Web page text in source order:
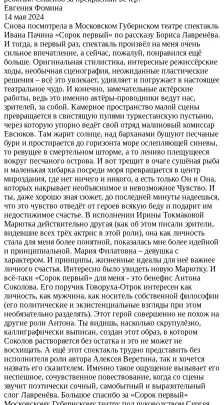
Евгения Фомина
14 мая 2024
Снова посмотрела в Московском Губернском театре спектакль
Ивана Пачина «Сорок первый» по рассказу Бориса Лавренёва.
И тогда, в первый раз, спектакль произвёл на меня очень
сильное впечатление, а сейчас, пожалуй, понравился ещё
больше. Оригинальная стилистика, интересные режиссёрские
ходы, необычная сценография, неожиданные пластические
решения – всё это увлекает, удивляет и погружает в настоящее
театральное чудо. И конечно, замечательные актёрские
работы, ведь это именно актёры-проводники ведут нас,
зрителей, за собой. Камерное пространство малой сцены
превращается в свистящую пулями туркестанскую пустыню,
через которую упорно ведёт свой отряд малиновый комиссар
Евсюков. Там жарит солнце, над барханами бушуют песчаные
бури и простирается до горизонта море ослепляющей синевы,
то ревущее в смертельном шторме, а то лениво плещущееся
вокруг песчаного острова. И вот трещит в очаге сушёная рыба
и маленькая хибарка посреди моря превращается в центр
мироздания, где нет ничего и никого, а есть только Он и Она,
которых накрывает необъяснимое и невозможное Чувство. И
ты, даже хорошо зная сюжет, до последней минуты надеешься,
что это чувство отведёт от героев всякую беду и подарит им
недостижимое счастье. В исполнении Ирины Токмаковой
Марютка действительно другая (как об этом писали зрители,
видевшие всех трёх актрис в этой роли), она как личность
стала для меня более понятной, пока­залась мне более идейной
и принципиальной. Мария Филатовна – девушка с
характером. И принципы, жизненные идеалы для неё важнее
личного счастья. Интересно было увидеть новую Марютку. И
всё-таки «Сорок первый» для меня - это бенефис Антона
Соколова. Его поручик Говоруха-Отрок интересен как
личность, как мужчина, как носитель собственной философии
(его политические и экзистенциальные взгляды при этом
необязательно разделять). Этот герой совершенно не похож на
другие роли Антона. Ты видишь, насколько скрупулёзно,
каллиграфически выписан, создан этот образ, в котором
Соколов растворяется без остатка и это не может не
восхищать. А ещё этот спектакль трудно представить без
исполнителя роли автора Алексея Веретина, так и хочется
назвать его сказителем. Именно такое ощущение вызывает его
неспешное, сочувственное повествование, когда со сцены
звучит поэтически сочный, самобытный и выразительный
слог Лавренёва. Большое спасибо за «Сорок первый»